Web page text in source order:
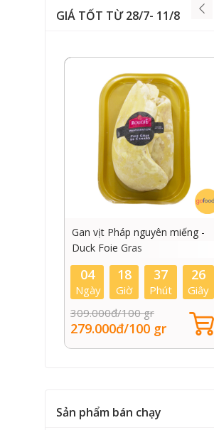
GIÁ TỐT TỪ 28/7- 11/8
Ruốc cá hồi Nauy 70g GOFOOD
04
Ngày
18
Giờ
37
Phút
25
Giây
119.000đ/lọ
79.000đ/lọ
Sản phẩm bán chạy